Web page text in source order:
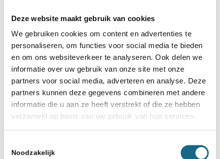
Deze website maakt gebruik van cookies
We gebruiken cookies om content en advertenties te
personaliseren, om functies voor social media te bieden
en om ons websiteverkeer te analyseren. Ook delen we
informatie over uw gebruik van onze site met onze
partners voor social media, adverteren en analyse. Deze
partners kunnen deze gegevens combineren met andere
informatie die u aan ze heeft verstrekt of die ze hebben
verzameld op basis van uw gebruik van hun services.
Noodzakelijk